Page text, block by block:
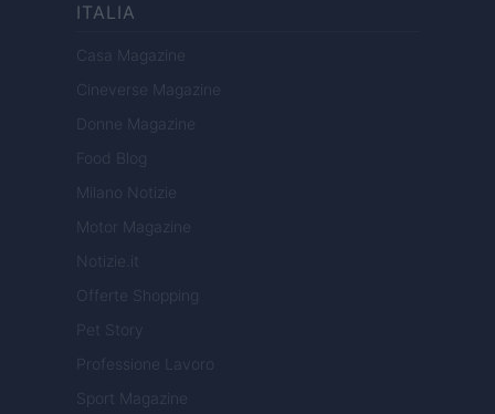
ITALIA
Casa Magazine
Cineverse Magazine
Donne Magazine
Food Blog
Milano Notizie
Motor Magazine
Notizie.it
Offerte Shopping
Pet Story
Professione Lavoro
Sport Magazine